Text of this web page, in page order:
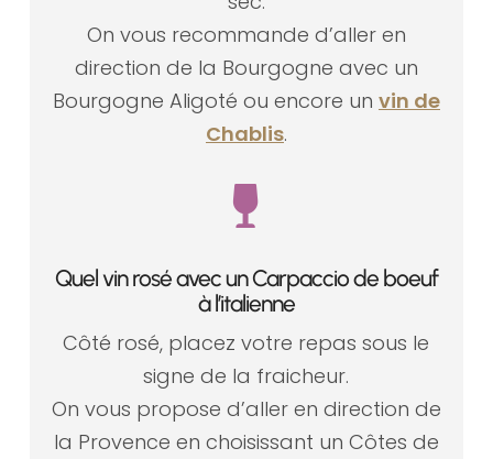
On vous recommande d’aller en
direction de la Bourgogne avec un
Bourgogne Aligoté ou encore un vin de
Chablis.

Quel vin rosé avec un Carpaccio de boeuf
à l’italienne
Côté rosé, placez votre repas sous le
signe de la fraicheur.
On vous propose d’aller en direction de
la Provence en choisissant un Côtes de